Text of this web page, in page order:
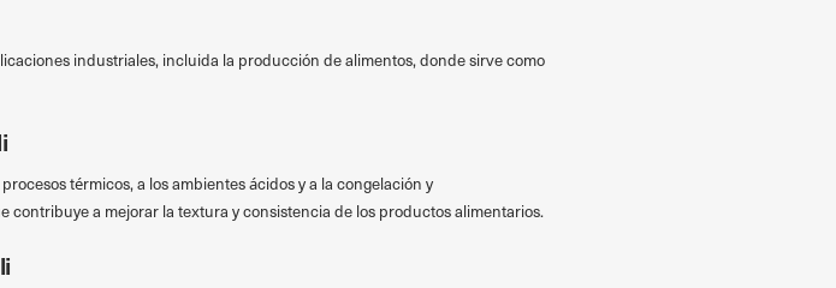
industriales, incluida la producción de alimentos, donde sirve como
térmicos, a los ambientes ácidos y a la congelación y
a mejorar la textura y consistencia de los productos alimentarios.